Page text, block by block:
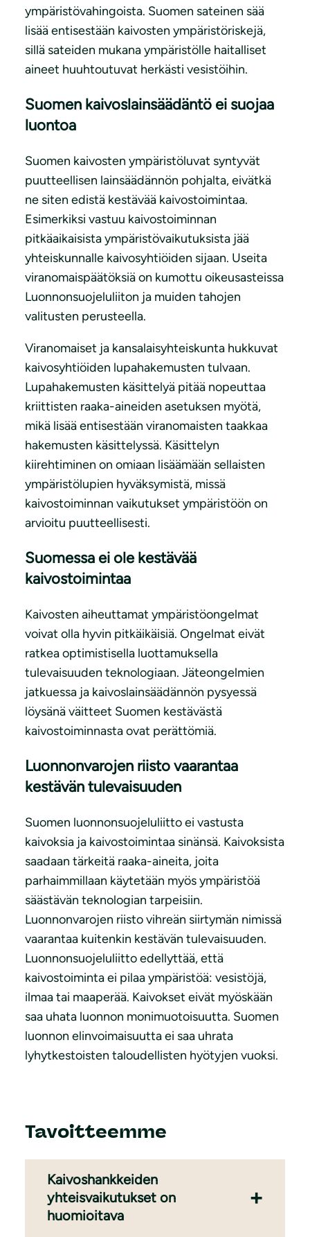
ympäristövahingoista. Suomen sateinen sää
lisää entisestään kaivosten ympäristöriskejä,
sillä sateiden mukana ympäristölle haitalliset
aineet huuhtoutuvat herkästi vesistöihin.
Suomen kaivoslainsäädäntö ei suojaa
luontoa
Suomen kaivosten ympäristöluvat syntyvät
puutteellisen lainsäädännön pohjalta, eivätkä
ne siten edistä kestävää kaivostoimintaa.
Esimerkiksi vastuu kaivostoiminnan
pitkäaikaisista ympäristövaikutuksista jää
yhteiskunnalle kaivosyhtiöiden sijaan. Useita
viranomaispäätöksiä on kumottu oikeusasteissa
Luonnonsuojeluliiton ja muiden tahojen
valitusten perusteella.
Viranomaiset ja kansalaisyhteiskunta hukkuvat
kaivosyhtiöiden lupahakemusten tulvaan.
Lupahakemusten käsittelyä pitää nopeuttaa
kriittisten raaka-aineiden asetuksen myötä,
mikä lisää entisestään viranomaisten taakkaa
hakemusten käsittelyssä. Käsittelyn
kiirehtiminen on omiaan lisäämään sellaisten
ympäristölupien hyväksymistä, missä
kaivostoiminnan vaikutukset ympäristöön on
arvioitu puutteellisesti.
Suomessa ei ole kestävää
kaivostoimintaa
Kaivosten aiheuttamat ympäristöongelmat
voivat olla hyvin pitkäikäisiä. Ongelmat eivät
ratkea optimistisella luottamuksella
tulevaisuuden teknologiaan. Jäteongelmien
jatkuessa ja kaivoslainsäädännön pysyessä
löysänä väitteet Suomen kestävästä
kaivostoiminnasta ovat perättömiä.
Luonnonvarojen riisto vaarantaa
kestävän tulevaisuuden
Suomen luonnonsuojeluliitto ei vastusta
kaivoksia ja kaivostoimintaa sinänsä. Kaivoksista
saadaan tärkeitä raaka-aineita, joita
parhaimmillaan käytetään myös ympäristöä
säästävän teknologian tarpeisiin.
Luonnonvarojen riisto vihreän siirtymän nimissä
vaarantaa kuitenkin kestävän tulevaisuuden.
Luonnonsuojeluliitto edellyttää, että
kaivostoiminta ei pilaa ympäristöä: vesistöjä,
ilmaa tai maaperää. Kaivokset eivät myöskään
saa uhata luonnon monimuotoisuutta. Suomen
luonnon elinvoimaisuutta ei saa uhrata
lyhytkestoisten taloudellisten hyötyjen vuoksi.
Tavoitteemme
Kaivoshankkeiden
yhteisvaikutukset on
huomioitava